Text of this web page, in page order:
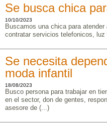
Se busca chica
10/10/2023
Buscamos una chica para
contratar servicios telefonicos,
Se necesita
moda infantil
18/08/2023
Busco persona para trabajar en
en el sector, don de gentes,
asesore de (...)